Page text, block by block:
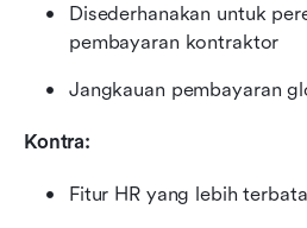
Disederhanakan untuk
pembayaran kontraktor
Jangkauan pembayaran
Kontra:
Fitur HR yang lebih